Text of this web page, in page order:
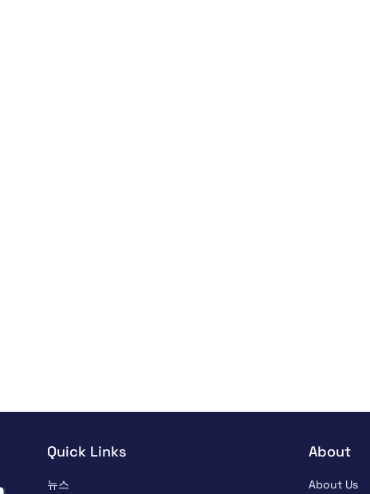
Quick Links
뉴스
About
About Us